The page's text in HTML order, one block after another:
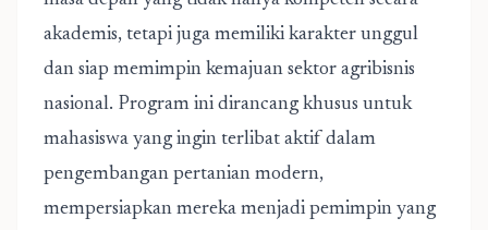
akademis, tetapi juga memiliki karakter unggul
dan siap memimpin kemajuan sektor agribisnis
nasional. Program ini dirancang khusus untuk
mahasiswa yang ingin terlibat aktif dalam
pengembangan pertanian modern,
mempersiapkan mereka menjadi pemimpin yang